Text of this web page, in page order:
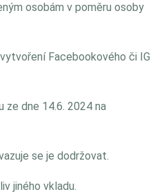
osobám v poměru osoby
Facebookového či IG
dne 14.6. 2024 na
se je dodržovat.
jiného vkladu.